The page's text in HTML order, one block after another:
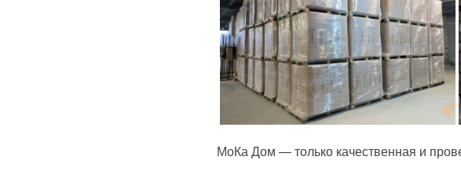
МоКа Дом — только качественная и